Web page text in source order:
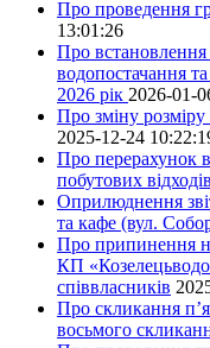
Про проведення
13:01:26
Про встановлення
водопостачання
2026 рік 2026-01-
Про зміну
2025-12-24
Про перерахунок
побутових відходів
Оприлюднення
та кафе (вул.
Про припинення
КП
співвласників
Про скликання
восьмого